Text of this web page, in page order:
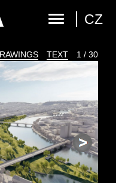
CZ
TEXT 1 / 30